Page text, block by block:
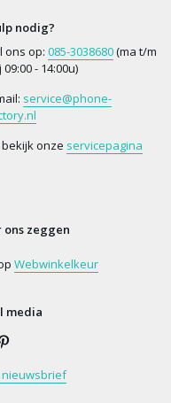
nodig?
ons op: 085-3038680(ma t/m
09:00 - 14:00u)
service@phone-
onze servicepagina
ons zeggen
Webwinkelkeur
media